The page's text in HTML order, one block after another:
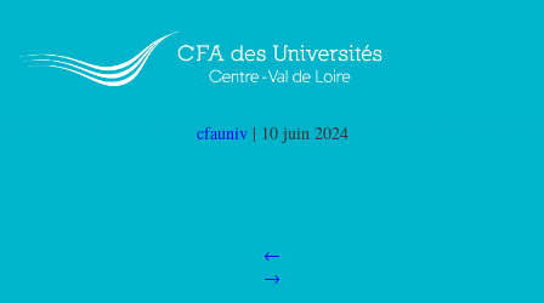
digitale option sport et culture Orléans (Master
CED 45)
cfauniv | 10 juin 2024
←
→